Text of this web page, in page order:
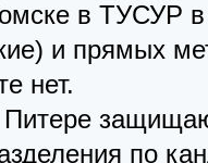
в ТУСУР в
и прямых
нет.
по